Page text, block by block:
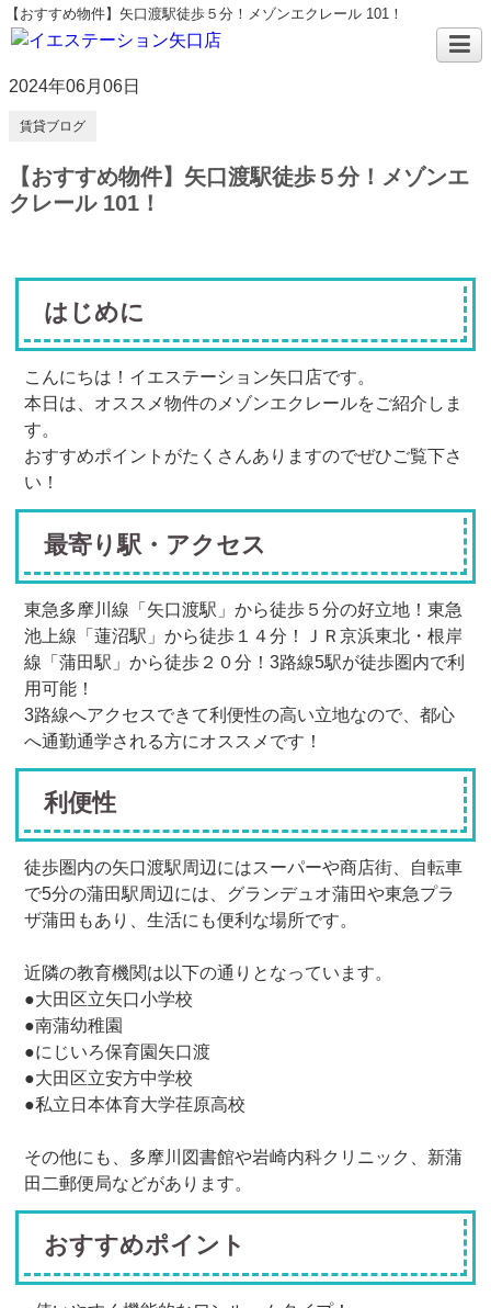
【おすすめ物件】矢口渡駅徒歩５分！メゾンエクレール 101！
2024年06月06日
賃貸ブログ
【おすすめ物件】矢口渡駅徒歩５分！メゾンエ
クレール 101！
はじめに
こんにちは！イエステーション矢口店です。
本日は、オススメ物件のメゾンエクレールをご紹介しま
す。
おすすめポイントがたくさんありますのでぜひご覧下さ
い！
最寄り駅・アクセス
東急多摩川線「矢口渡駅」から徒歩５分の好立地！東急
池上線「蓮沼駅」から徒歩１４分！ＪＲ京浜東北・根岸
線「蒲田駅」から徒歩２０分！3路線5駅が徒歩圏内で利
用可能！
3路線へアクセスできて利便性の高い立地なので、都心
へ通勤通学される方にオススメです！
利便性
徒歩圏内の矢口渡駅周辺にはスーパーや商店街、自転車
で5分の蒲田駅周辺には、グランデュオ蒲田や東急プラ
ザ蒲田もあり、生活にも便利な場所です。
近隣の教育機関は以下の通りとなっています。
●大田区立矢口小学校
●南蒲幼稚園
●にじいろ保育園矢口渡
●大田区立安方中学校
●私立日本体育大学荏原高校
その他にも、多摩川図書館や岩崎内科クリニック、新蒲
田二郵便局などがあります。
おすすめポイント